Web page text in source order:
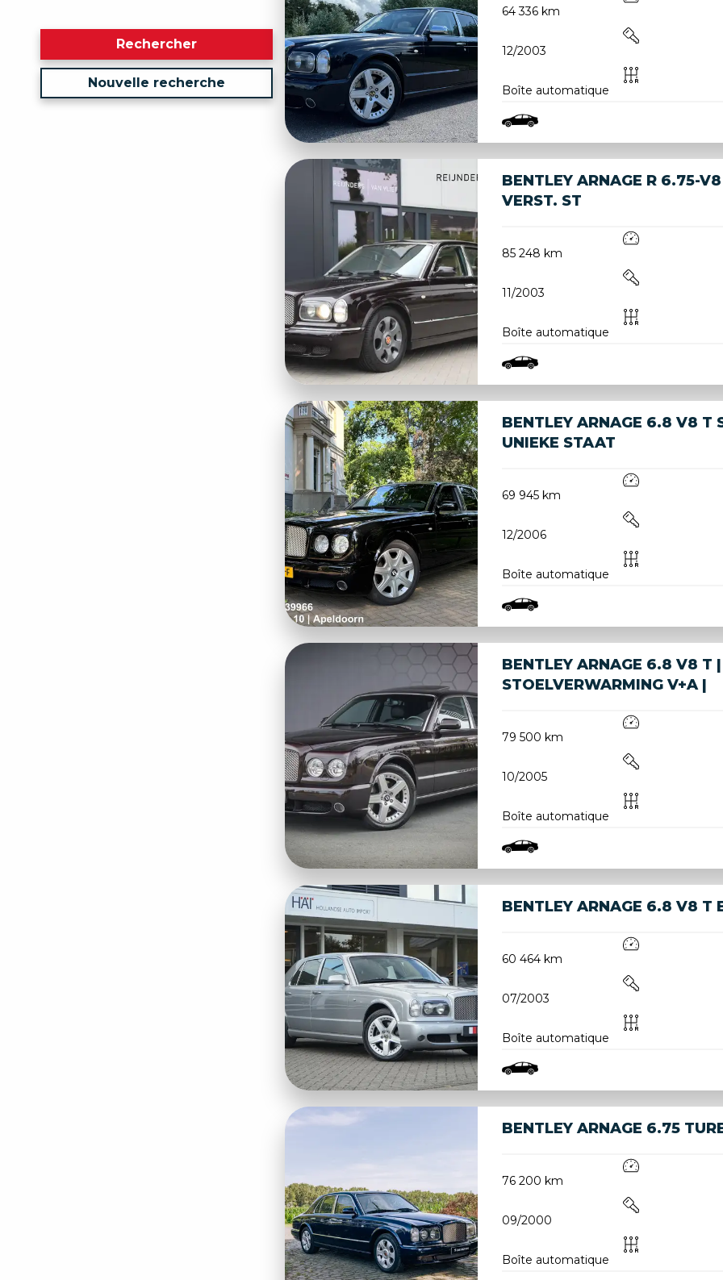
Rechercher
Nouvelle recherche
64 336 km
12/2003
Boîte automatique
BENTLEY ARNAGE R 6.75-
VERST. ST
85 248 km
11/2003
Boîte automatique
BENTLEY ARNAGE 6.8 V8 T
UNIEKE STAAT
69 945 km
12/2006
Boîte automatique
BENTLEY ARNAGE 6.8 V8 T |
STOELVERWARMING V+A |
79 500 km
10/2005
Boîte automatique
BENTLEY ARNAGE 6.8 V8 T
60 464 km
07/2003
Boîte automatique
BENTLEY ARNAGE 6.75
76 200 km
09/2000
Boîte automatique